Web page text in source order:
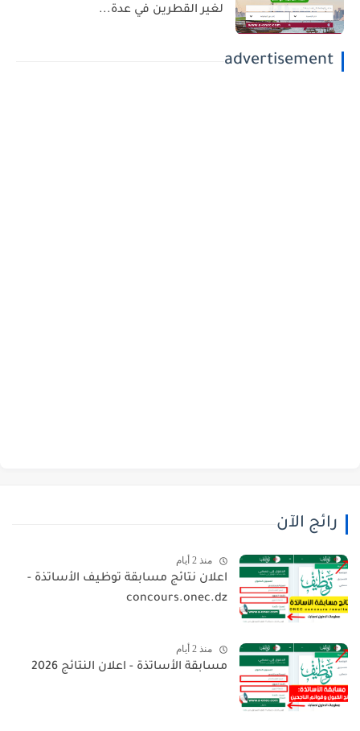
لغير القطرين في عدة...
advertisement
رائج الآن
منذ 2 أيام
اعلان نتائج مسابقة توظيف الأساتذة -
concours.onec.dz
منذ 2 أيام
مسابقة الأساتذة - اعلان النتائج 2026